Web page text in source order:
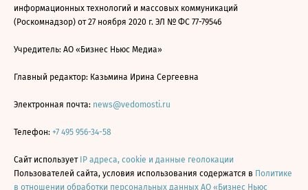
информационных технологий и массовых коммуникаций
(Роскомнадзор) от 27 ноября 2020 г. ЭЛ № ФС 77-79546
Учредитель: АО «Бизнес Ньюс Медиа»
Главный редактор: Казьмина Ирина Сергеевна
Электронная почта: news@vedomosti.ru
Телефон: +7 495 956-34-58
Сайт использует IP адреса, cookie и данные геолокации
Пользователей сайта, условия использования содержатся в Политике
в отношении обработки персональных данных АО «Бизнес Ньюс